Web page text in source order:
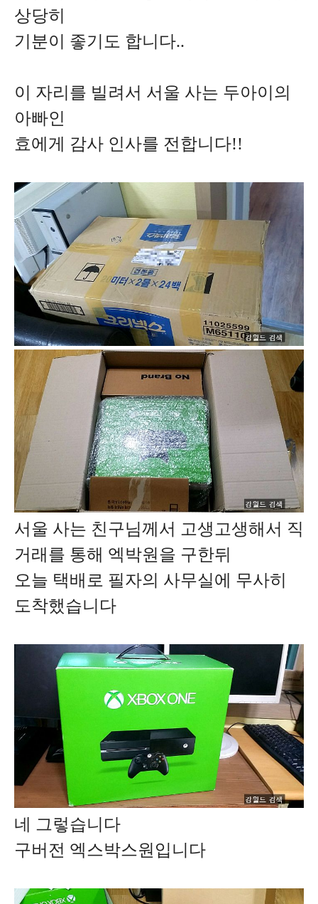
상당히
기분이 좋기도 합니다..
이 자리를 빌려서 서울 사는 두아이의
아빠인
효에게 감사 인사를 전합니다!!
서울 사는 친구님께서 고생고생해서 직
거래를 통해 엑박원을 구한뒤
오늘 택배로 필자의 사무실에 무사히
도착했습니다
네 그렇습니다
구버전 엑스박스원입니다